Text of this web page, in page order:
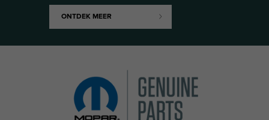
ONTDEK MEER